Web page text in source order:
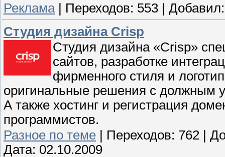
Реклама| Переходов: 553
Добавил:
Студия дизайна Crisp
Студия дизайна «Crisp»
сайтов, разработке
фирменного стиля и
оригинальные решения с должным
А также хостинг и регистрация
программистов.
Разное по теме
Переходов: 762
Дата: 02.10.2009